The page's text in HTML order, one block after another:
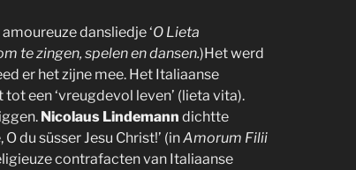
dansliedje ‘O Lieta
te zingen, spelen en dansen.)Het werd
er het zijne mee. Het Italiaanse
een ‘vreugdevol leven’ (lieta vita).
Nicolaus Lindemann dichtte
du süsser Jesu Christ!’ (inAmorum Filii
contrafacten van Italiaanse